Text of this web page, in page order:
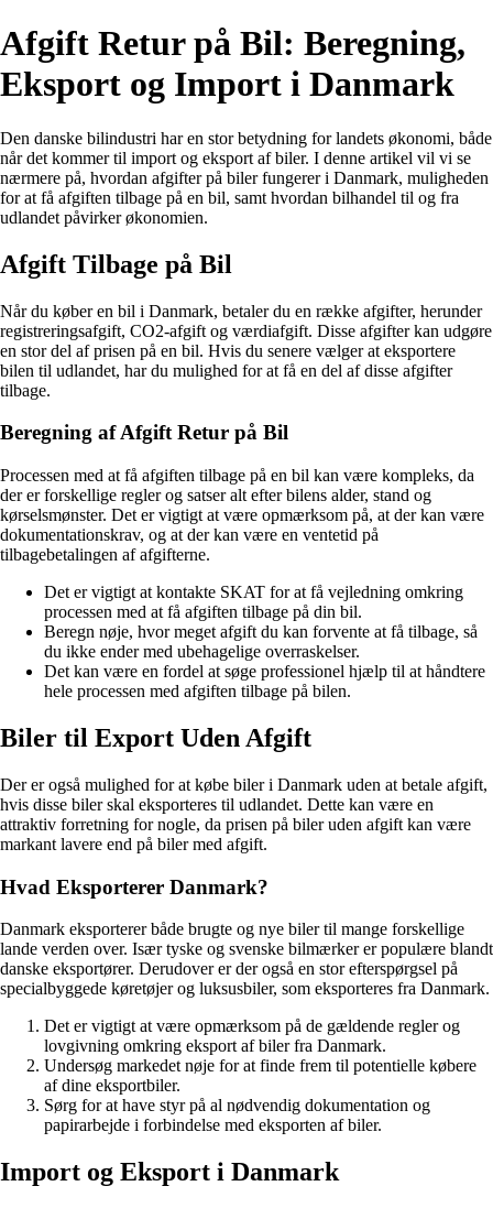
Afgift Retur på Bil: Beregning,
Eksport og Import i Danmark
Den danske bilindustri har en stor betydning for landets økonomi, både
når det kommer til import og eksport af biler. I denne artikel vil vi se
nærmere på, hvordan afgifter på biler fungerer i Danmark, muligheden
for at få afgiften tilbage på en bil, samt hvordan bilhandel til og fra
udlandet påvirker økonomien.
Afgift Tilbage på Bil
Når du køber en bil i Danmark, betaler du en række afgifter, herunder
registreringsafgift, CO2-afgift og værdiafgift. Disse afgifter kan udgøre
en stor del af prisen på en bil. Hvis du senere vælger at eksportere
bilen til udlandet, har du mulighed for at få en del af disse afgifter
tilbage.
Beregning af Afgift Retur på Bil
Processen med at få afgiften tilbage på en bil kan være kompleks, da
der er forskellige regler og satser alt efter bilens alder, stand og
kørselsmønster. Det er vigtigt at være opmærksom på, at der kan være
dokumentationskrav, og at der kan være en ventetid på
tilbagebetalingen af afgifterne.
Det er vigtigt at kontakte SKAT for at få vejledning omkring
processen med at få afgiften tilbage på din bil.
Beregn nøje, hvor meget afgift du kan forvente at få tilbage, så
du ikke ender med ubehagelige overraskelser.
Det kan være en fordel at søge professionel hjælp til at håndtere
hele processen med afgiften tilbage på bilen.
Biler til Export Uden Afgift
Der er også mulighed for at købe biler i Danmark uden at betale afgift,
hvis disse biler skal eksporteres til udlandet. Dette kan være en
attraktiv forretning for nogle, da prisen på biler uden afgift kan være
markant lavere end på biler med afgift.
Hvad Eksporterer Danmark?
Danmark eksporterer både brugte og nye biler til mange forskellige
lande verden over. Især tyske og svenske bilmærker er populære blandt
danske eksportører. Derudover er der også en stor efterspørgsel på
specialbyggede køretøjer og luksusbiler, som eksporteres fra Danmark.
Det er vigtigt at være opmærksom på de gældende regler og
lovgivning omkring eksport af biler fra Danmark.
Undersøg markedet nøje for at finde frem til potentielle købere
af dine eksportbiler.
Sørg for at have styr på al nødvendig dokumentation og
papirarbejde i forbindelse med eksporten af biler.
Import og Eksport i Danmark